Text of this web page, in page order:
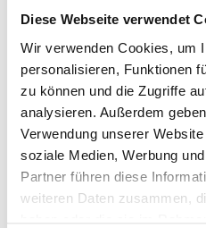
Diese Webseite verwendet
Wir verwenden Cookies, um
personalisieren, Funktionen
zu können und die Zugriffe
analysieren. Außerdem
Verwendung unserer
soziale Medien, Werbung
Partner führen diese
weiteren Daten zusammen,
haben oder die sie im
Dein
Plane, wo du
Winkel des Langhe
willst, mit einem Blick